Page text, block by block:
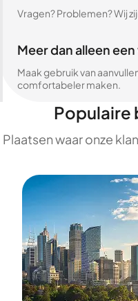
Vragen? Problemen? Wij
Meer dan alleen
Maak gebruik van
comfortabeler maken.
Populaire
Plaatsen waar onze